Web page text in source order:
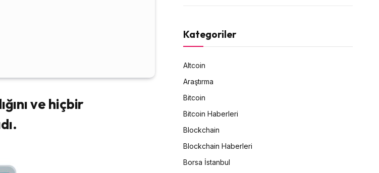
ve hiçbir
Kategoriler
Altcoin
Araştırma
Bitcoin
Bitcoin Haberleri
Blockchain
Blockchain Haberleri
Borsa İstanbul